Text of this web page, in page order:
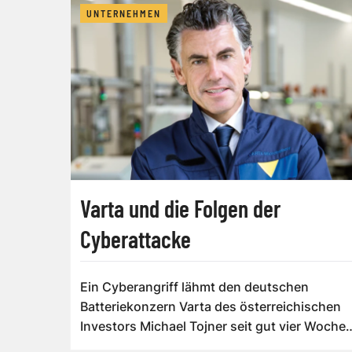
UNTERNEHMEN
Varta und die Folgen der
Cyberattacke
Ein Cyberangriff lähmt den deutschen
Batteriekonzern Varta des österreichischen
Investors Michael Tojner seit gut vier